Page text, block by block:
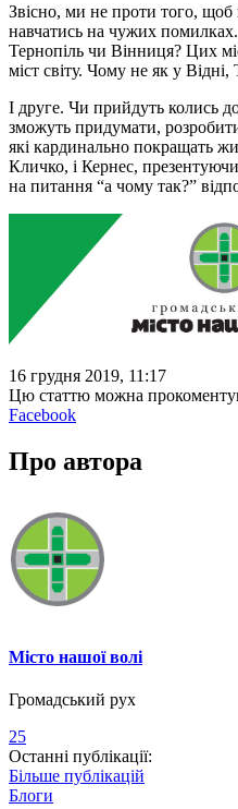
Звісно, ми не проти того,
навчатись на чужих
Тернопіль чи Вінниця? Цих
міст світу. Чому не як у
І друге. Чи прийдуть колись
зможуть придумати,
які кардинально покращать
Кличко, і Кернес,
на питання “а чому так?”
16 грудня 2019, 11:17
Цю статтю можна
Facebook
Про автора
Місто нашої волі
Громадський рух
25
Останні публікації:
Більше публікацій
Блоги